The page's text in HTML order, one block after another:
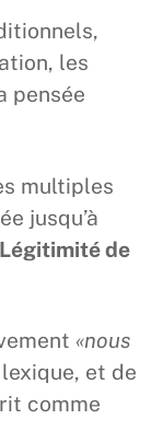
les
pensée
multiples
jusqu’à
de
«nous
et de
comme